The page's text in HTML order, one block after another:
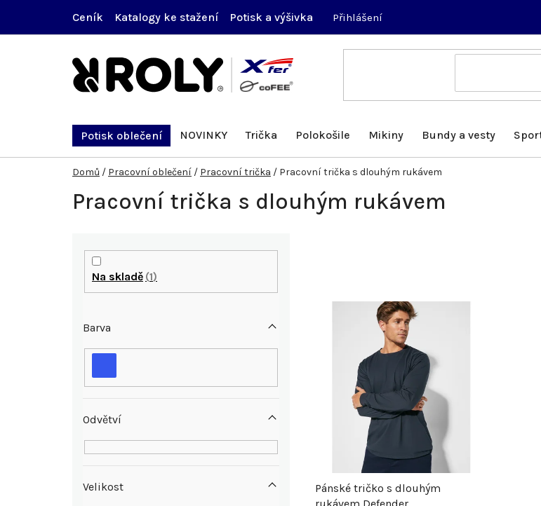
obsah
Ceník Katalogy ke stažení Potisk a výšivka Přihlášení
Potisk oblečení NOVINKY Trička Polokošile Mikiny Bundy a vesty
Domů / Pracovní oblečení / Pracovní trička / Pracovní trička s dlouhým rukávem
Pracovní trička s dlouhým rukávem
P
a
n
n
Na skladě 1
Velikost
Barva
Odvětví
p
Pánské tričko s dlouhým